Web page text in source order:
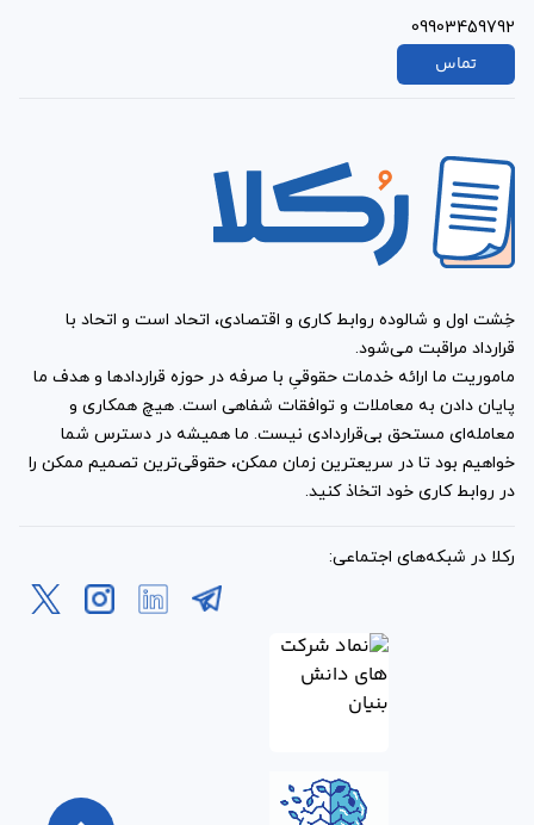
09903459792
تماس
خِشت اول و شالوده روابط کاری و اقتصادی، اتحاد است و اتحاد با
قرارداد مراقبت می‌شود.
ماموریت ما ارائه خدمات حقوقیِ با صرفه در حوزه قراردادها و هدف ما
پایان دادن به معاملات و توافقات شفاهی است. هیچ همکاری و
معامله‌ای مستحق بی‌قراردادی نیست. ما همیشه در دسترس شما
خواهیم بود تا در سریعترین زمان ممکن، حقوقی‌ترین تصمیم ممکن را
در روابط کاری خود اتخاذ کنید.
رکلا در شبکه‌های اجتماعی: